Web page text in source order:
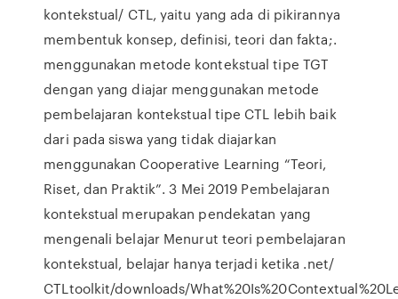
kontekstual/ CTL, yaitu yang ada di pikirannya
membentuk konsep, definisi, teori dan fakta;.
menggunakan metode kontekstual tipe TGT
dengan yang diajar menggunakan metode
pembelajaran kontekstual tipe CTL lebih baik
dari pada siswa yang tidak diajarkan
menggunakan Cooperative Learning “Teori,
Riset, dan Praktik”. 3 Mei 2019 Pembelajaran
kontekstual merupakan pendekatan yang
mengenali belajar Menurut teori pembelajaran
kontekstual, belajar hanya terjadi ketika .net/
CTLtoolkit/downloads/